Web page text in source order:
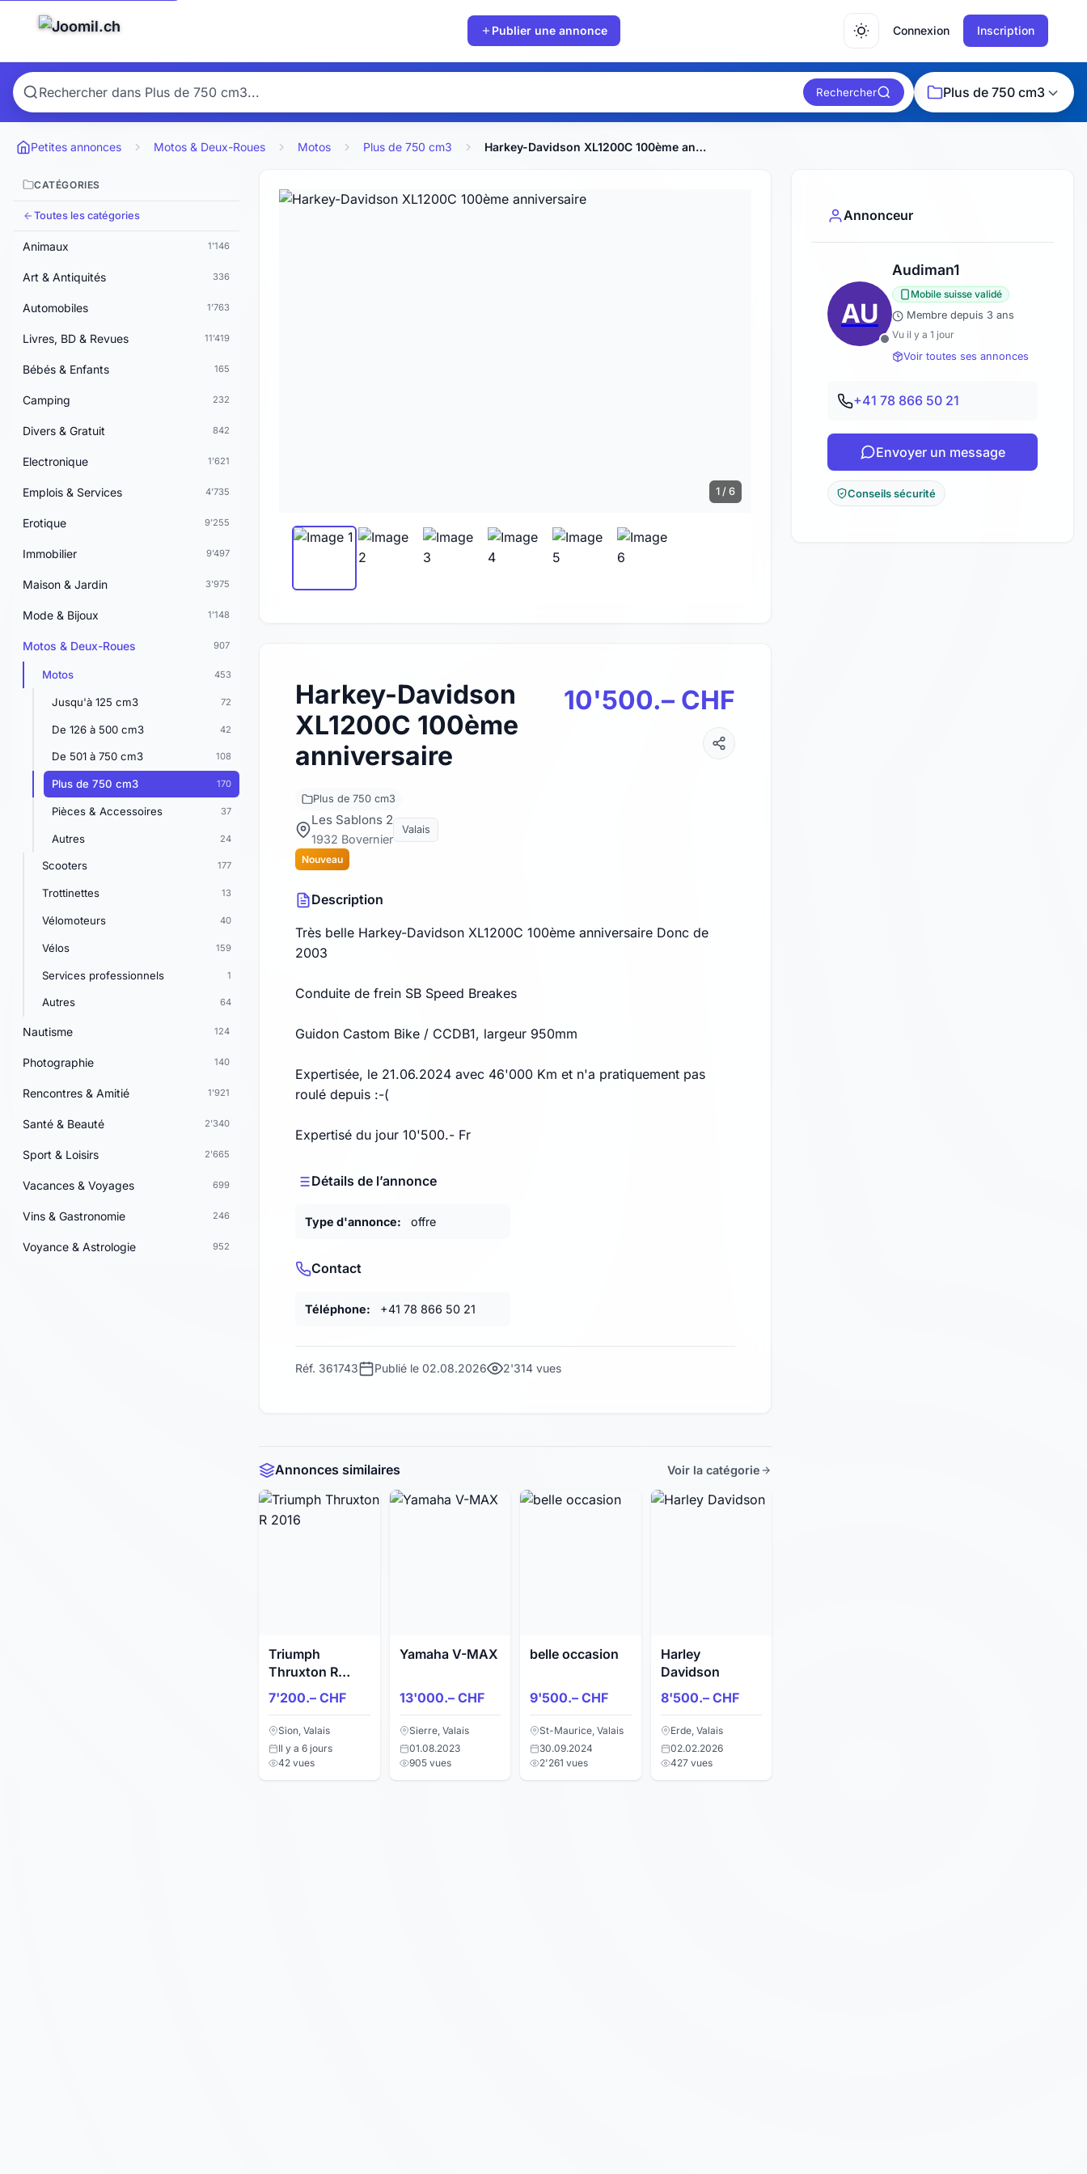
Publier une annonce Connexion Inscription
Rechercher Plus de 750 cm3
Petites annonces Motos & Deux-Roues Motos Plus de 750 cm3 Harkey-Davidson XL1200C 100ème anniversaire
CATÉGORIES
Toutes les catégories
Animaux 1'146
Art & Antiquités 336
Automobiles 1'763
Livres, BD & Revues 11'419
Bébés & Enfants 165
Camping 232
Divers & Gratuit 842
Electronique 1'621
Emplois & Services 4'735
Erotique 9'255
Immobilier 9'497
Maison & Jardin 3'975
Mode & Bijoux 1'148
Motos & Deux-Roues 907
Motos 453
Jusqu'à 125 cm3 72
De 126 à 500 cm3 42
De 501 à 750 cm3 108
Plus de 750 cm3 170
Pièces & Accessoires 37
Autres 24
Scooters 177
Trottinettes 13
Vélomoteurs 40
Vélos 159
Services professionnels 1
Autres 64
Nautisme 124
Photographie 140
Rencontres & Amitié 1'921
Santé & Beauté 2'340
Sport & Loisirs 2'665
Vacances & Voyages 699
Vins & Gastronomie 246
Voyance & Astrologie 952
1 / 6
Harkey-Davidson
XL1200C 100ème
anniversaire
10'500.– CHF
Plus de 750 cm3
Les Sablons 2
1932 Bovernier
Valais
Nouveau
Description
Très belle Harkey-Davidson XL1200C 100ème anniversaire Donc de
2003
Conduite de frein SB Speed Breakes
Guidon Castom Bike / CCDB1, largeur 950mm
Expertisée, le 21.06.2024 avec 46'000 Km et n'a pratiquement pas
roulé depuis :-(
Expertisé du jour 10'500.- Fr
Détails de l’annonce
Type d'annonce: offre
Contact
Téléphone: +41 78 866 50 21
Réf. 361743 Publié le 02.08.2026 2'314 vues
Annonceur
AU
Audiman1
Mobile suisse validé
Membre depuis 3 ans
Vu il y a 1 jour
Voir toutes ses annonces
+41 78 866 50 21
Envoyer un message
Conseils sécurité
Annonces similaires Voir la catégorie
Triumph
Thruxton R
2016
7'200.– CHF
Sion, Valais
Il y a 6 jours
42 vues
Yamaha V-MAX
13'000.– CHF
Sierre, Valais
01.08.2023
905 vues
belle occasion
9'500.– CHF
St-Maurice, Valais
30.09.2024
2'261 vues
Harley
Davidson
8'500.– CHF
Erde, Valais
02.02.2026
427 vues